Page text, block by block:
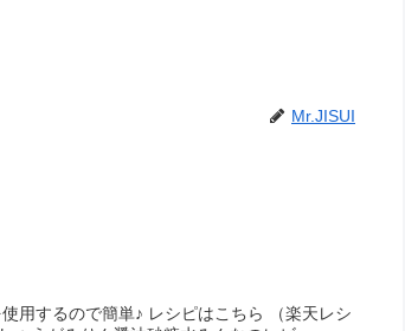
Mr.JISUI
用するので簡単♪ レシピはこちら （楽天レシ